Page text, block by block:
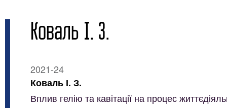
Коваль І. З.
2021-24
Коваль І. З.
Вплив гелію та кавітації на процес